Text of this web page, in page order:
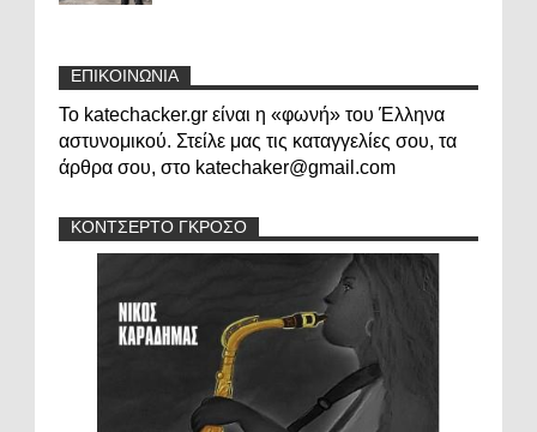
ΕΠΙΚΟΙΝΩΝΙΑ
Το katechacker.gr είναι η «φωνή» του Έλληνα
αστυνομικού. Στείλε μας τις καταγγελίες σου, τα
άρθρα σου, στο katechaker@gmail.com
ΚΟΝΤΣΕΡΤΟ ΓΚΡΟΣΟ